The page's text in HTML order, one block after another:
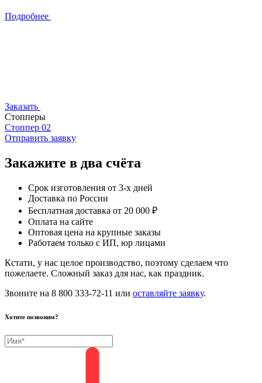
Подробнее
Заказать
Стопперы
Стоппер 02
Отправить заявку
Закажите в два счёта
Срок изготовления от 3-х дней
Доставка по России
Бесплатная доставка от 20 000 ₽
Оплата на сайте
Оптовая цена на крупные заказы
Работаем только с ИП, юр лицами
Кстати, у нас целое производство, поэтому сделаем что
пожелаете. Сложный заказ для нас, как праздник.
Звоните на 8 800 333-72-11 или оставляйте заявку.
Хотите позвоним?